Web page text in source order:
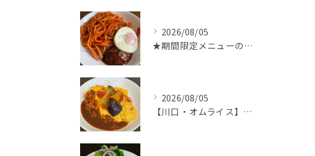
2026/08/05
★期間限定メニューのご案内★
2026/08/05
【川口・オムライス】ランチ・ディナーにおススメの週替わりメニ...